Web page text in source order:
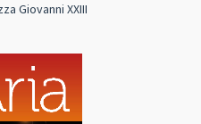
Giovanni XXIII